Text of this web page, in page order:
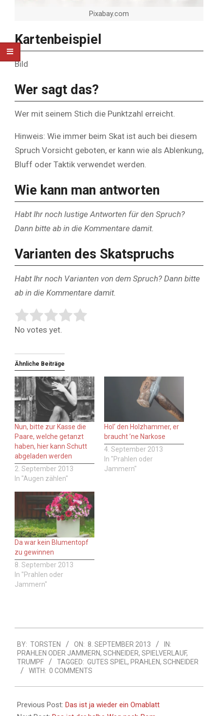
Pixabay.com
Kartenbeispiel
Bild
Wer sagt das?
Wer mit seinem Stich die Punktzahl erreicht.
Hinweis: Wie immer beim Skat ist auch bei diesem
Spruch Vorsicht geboten, er kann wie als Ablenkung,
Bluff oder Taktik verwendet werden.
Wie kann man antworten
Habt Ihr noch lustige Antworten für den Spruch?
Dann bitte ab in die Kommentare damit.
Varianten des Skatspruchs
Habt Ihr noch Varianten von dem Spruch? Dann bitte
ab in die Kommentare damit.
Rate this item:
Submit Rating
No votes yet.
Ähnliche Beiträge
Nun, bitte zur Kasse die
Paare, welche getanzt
haben, hier kann Schutt
abgeladen werden
2. September 2013
In "Augen zählen"
Hol‘ den Holzhammer, er
braucht ’ne Narkose
4. September 2013
In "Prahlen oder
Jammern"
Da war kein Blumentopf
zu gewinnen
8. September 2013
In "Prahlen oder
Jammern"
09-
08
BY: TORSTEN ON: 8. SEPTEMBER 2013
IN:
PRAHLEN ODER JAMMERN, SCHNEIDER, SPIELVERLAUF,
TRUMPF
TAGGED: GUTES SPIEL , PRAHLEN, SCHNEIDER
WITH: 0 COMMENTS
Previous Post: Das ist ja wieder ein Omablatt